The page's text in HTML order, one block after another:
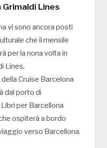
Lines
vi sono ancora posti
che il mensile
per la nona volta in
Lines.
Cruise Barcelona
dal porto di
per Barcellona
ospiterà a bordo
verso Barcellona.